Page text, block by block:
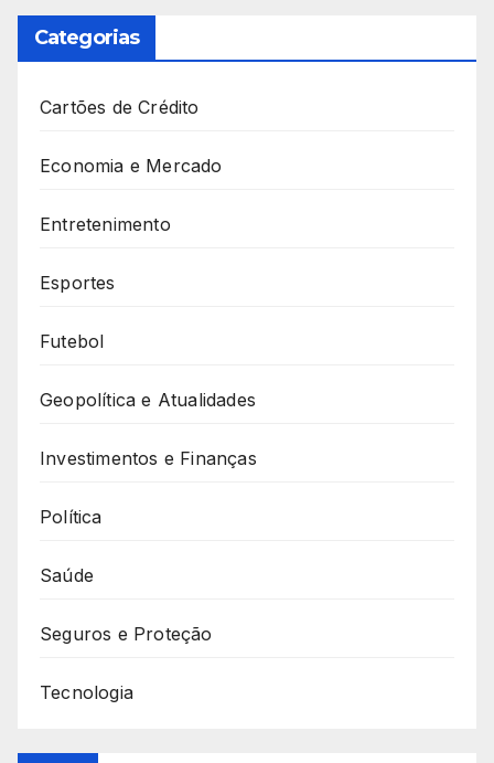
Categorias
Cartões de Crédito
Economia e Mercado
Entretenimento
Esportes
Futebol
Geopolítica e Atualidades
Investimentos e Finanças
Política
Saúde
Seguros e Proteção
Tecnologia